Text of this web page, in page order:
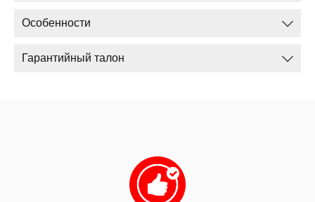
Особенности
Гарантийный талон